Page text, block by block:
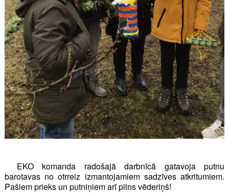
EKO komanda radošajā darbnīcā gatavoja putnu
barotavas no otrreiz izmantojamiem sadzīves atkritumiem.
Pašiem prieks un putniņiem arī pilns vēderiņš!